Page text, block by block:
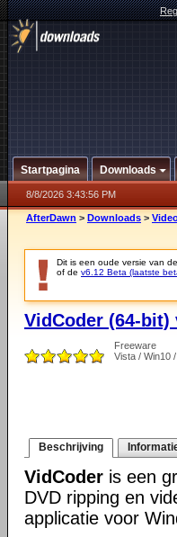
Startpagina Downloads
8/8/2026 3:43:56 PM
AfterDawn > Downloads >
Dit is een oude versie van
of de v6.12 Beta (laatste
VidCoder (64-bit)
Freeware
Vista / Win10
Beschrijving
VidCoder is een
DVD ripping en
applicatie voor